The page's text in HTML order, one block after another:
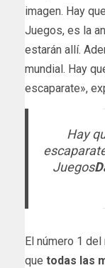
imagen. Hay
Juegos, es la
estarán allí.
mundial. Hay
escaparate»,
Hay
Juegos
El número 1
que todas las